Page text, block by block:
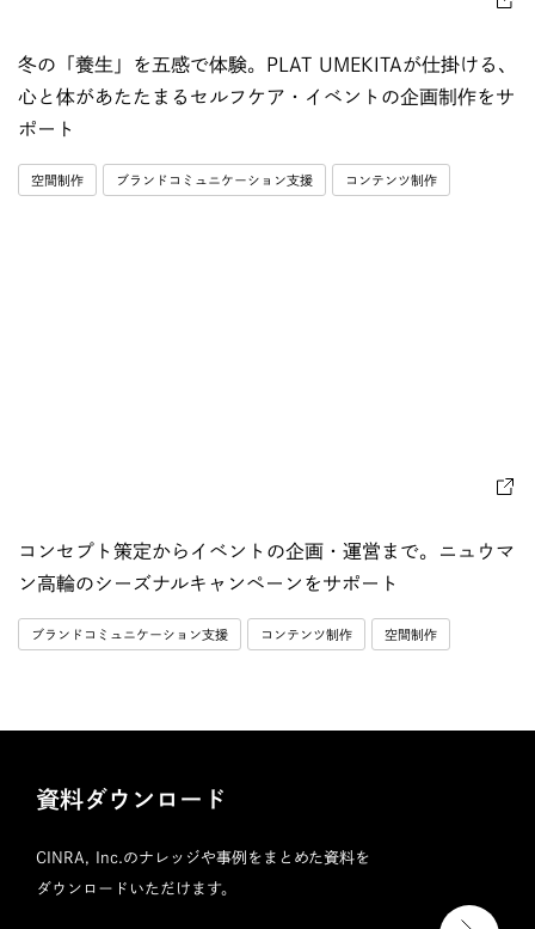
冬の「養生」を五感で体験。PLAT UMEKITAが仕掛ける、
心と体があたたまるセルフケア・イベントの企画制作をサ
ポート
空間制作 ブランドコミュニケーション支援 コンテンツ制作
コンセプト策定からイベントの企画・運営まで。ニュウマ
ン高輪のシーズナルキャンペーンをサポート
ブランドコミュニケーション支援 コンテンツ制作 空間制作
資料ダウンロード
CINRA, Inc.のナレッジや事例をまとめた資料を
ダウンロードいただけます。